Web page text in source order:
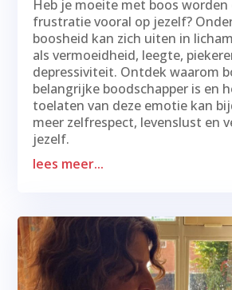
Heb je moeite met boos
frustratie vooral op jezelf?
boosheid kan zich uiten in
als vermoeidheid, leegte,
depressiviteit. Ontdek waarom
belangrijke boodschapper is en
toelaten van deze emotie kan
meer zelfrespect, levenslust en
jezelf.
lees meer...